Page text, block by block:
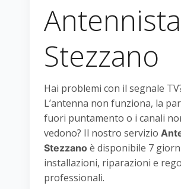
Stezzano
Hai problemi con il segnale
L’antenna non funziona, la
fuori puntamento o i canali
vedono? Il nostro servizio
Stezzano è disponibile 7
installazioni, riparazioni e
professionali.